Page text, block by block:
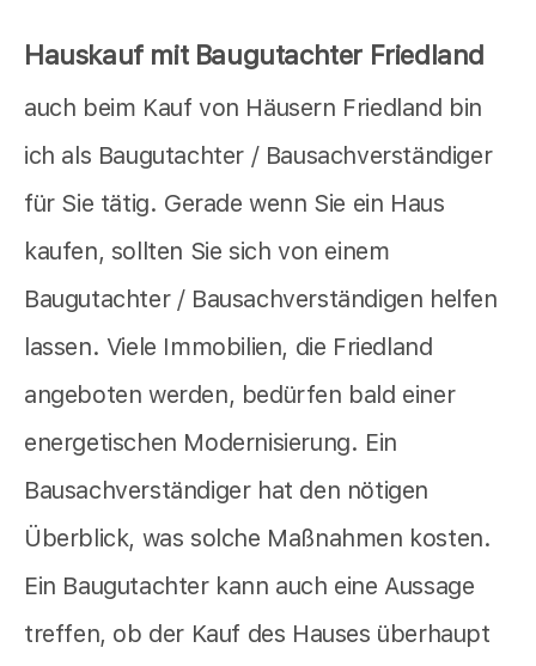
Hauskauf mit Baugutachter Friedland
auch beim Kauf von Häusern Friedland bin
ich als Baugutachter / Bausachverständiger
für Sie tätig. Gerade wenn Sie ein Haus
kaufen, sollten Sie sich von einem
Baugutachter / Bausachverständigen helfen
lassen. Viele Immobilien, die Friedland
angeboten werden, bedürfen bald einer
energetischen Modernisierung. Ein
Bausachverständiger hat den nötigen
Überblick, was solche Maßnahmen kosten.
Ein Baugutachter kann auch eine Aussage
treffen, ob der Kauf des Hauses überhaupt